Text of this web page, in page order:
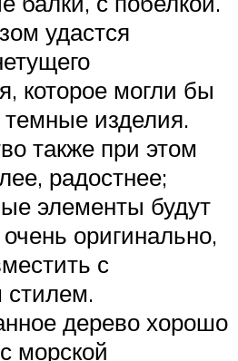
удастся
которое могли бы
темные изделия.
также при этом
радостнее;
элементы будут
оригинально,
с
дерево хорошо
морской